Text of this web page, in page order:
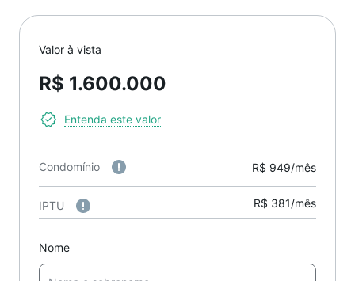
Valor à vista
R$ 1.600.000
Entenda este valor
Condomínio R$ 949/mês
IPTU R$ 381/mês
Nome